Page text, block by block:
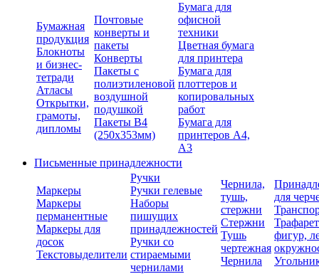
Бумажная
продукция
Блокноты
и бизнес-
тетради
Атласы
Открытки,
грамоты,
дипломы
Почтовые
конверты и
пакеты
Конверты
Пакеты с
полиэтиленовой
воздушной
подушкой
Пакеты В4
(250х353мм)
Бумага для
офисной
техники
Цветная бумага
для принтера
Бумага для
плоттеров и
копировальных
работ
Бумага для
принтеров А4,
А3
Письменные принадлежности
Маркеры
Маркеры
перманентные
Маркеры для
досок
Текстовыделители
Ручки
Ручки гелевые
Наборы
пишущих
принадлежностей
Ручки со
стираемыми
чернилами
Чернила,
тушь,
стержни
Стержни
Тушь
чертежная
Чернила
для
фигур,